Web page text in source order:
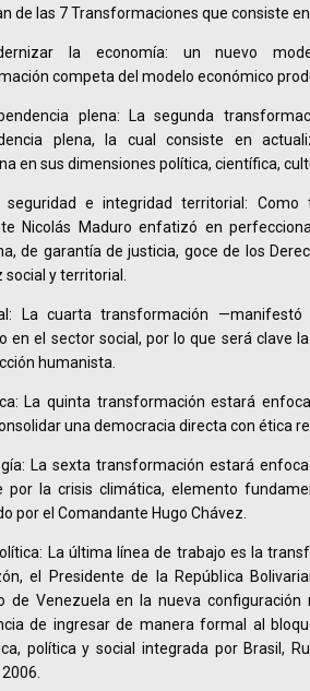
de las 7 Transformaciones que consiste
la economía: un nuevo
competa del modelo económico
plena: La segunda
plena, la cual consiste en
en sus dimensiones política, científica,
seguridad e integridad territorial:
Nicolás Maduro enfatizó en
de garantía de justicia, goce de los
social y territorial.
La cuarta transformación
en el sector social, por lo que será clave
humanista.
La quinta transformación estará
una democracia directa con ética
La sexta transformación estará
por la crisis climática, elemento
por el Comandante Hugo Chávez.
La última línea de trabajo es la
el Presidente de la República
de Venezuela en la nueva
de ingresar de manera formal al
política y social integrada por Brasil,